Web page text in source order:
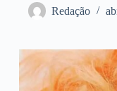
Redação